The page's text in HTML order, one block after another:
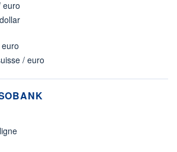
euro
/ euro